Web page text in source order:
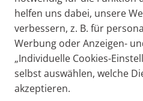
helfen uns dabei, unsere
verbessern, z. B. für
Werbung oder Anzeigen-
„Individuelle Cookies-
selbst auswählen, welche
akzeptieren.
hoch hinaus
Bernhard Kaut litt an
und musste sich einer
Die Tour zum Gipfel
Am zweiten Tag geht
Gletscher
Interessantes: Der
in den Alpen
Inhalation bleibt fester